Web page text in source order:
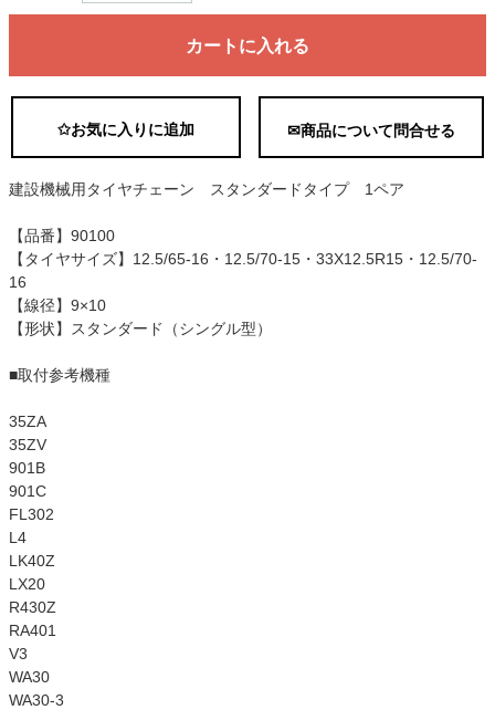
カートに入れる
✩お気に入りに追加 ✉商品について問合せる
建設機械用タイヤチェーン スタンダードタイプ 1ペア
【品番】90100
【タイヤサイズ】12.5/65-16・12.5/70-15・33X12.5R15・12.5/70-
16
【線径】9×10
【形状】スタンダード（シングル型）
■取付参考機種
35ZA
35ZV
901B
901C
FL302
L4
LK40Z
LX20
R430Z
RA401
V3
WA30
WA30-3